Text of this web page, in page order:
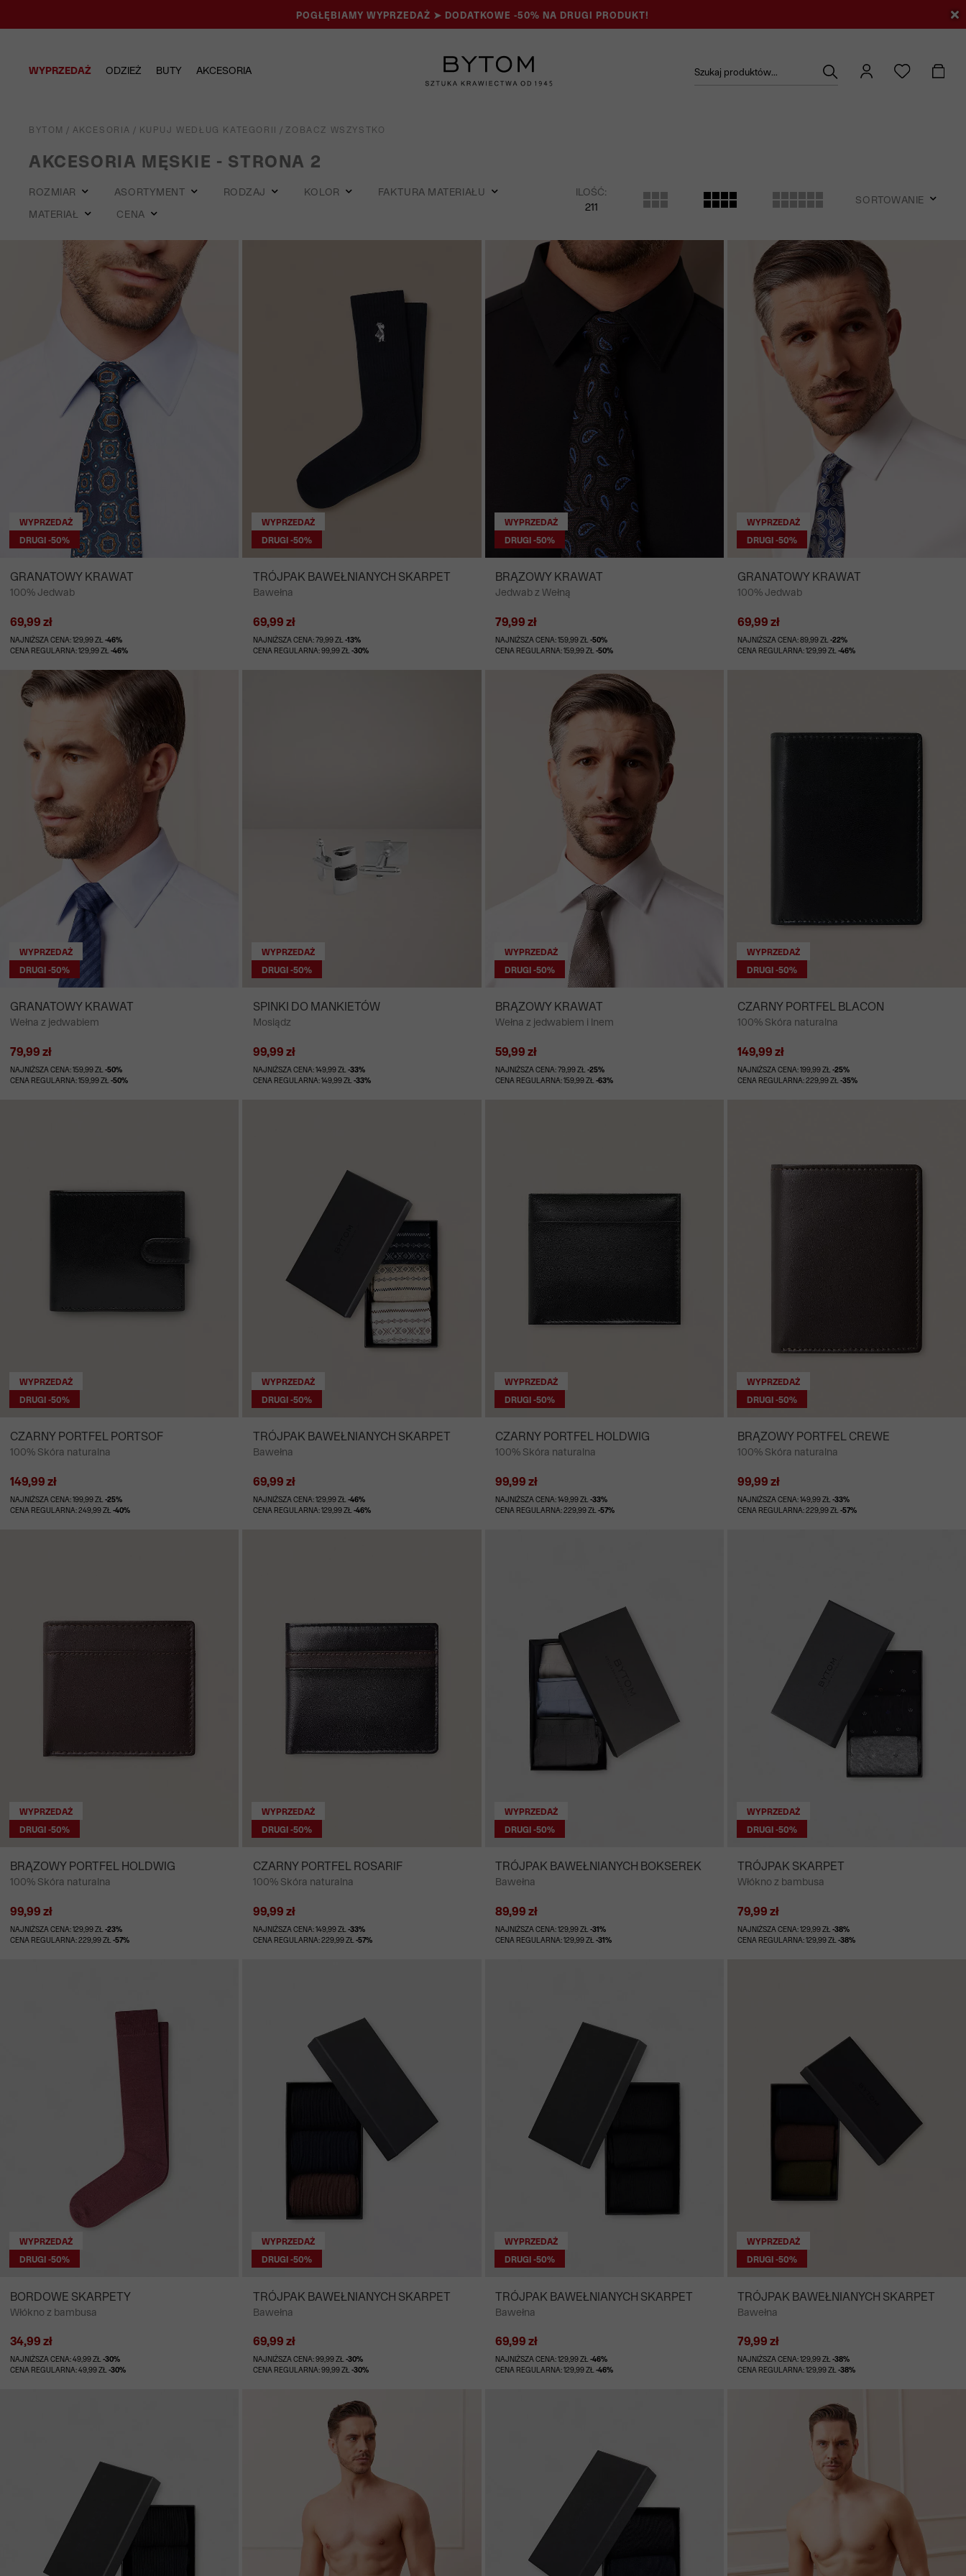
POGŁĘBIAMY WYPRZEDAŻ ➤ DODATKOWE -50% NA DRUGI PRODUKT!
WYPRZEDAŻ ODZIEŻ BUTY AKCESORIA Szukaj produktów...
BYTOM / AKCESORIA / KUPUJ WEDŁUG KATEGORII / ZOBACZ WSZYSTKO
AKCESORIA MĘSKIE - STRONA 2
ROZMIAR ASORTYMENT RODZAJ KOLOR
FAKTURA MATERIAŁU
MATERIAŁ
CENA
ILOŚĆ:
211
SORTOWANIE
WYPRZEDAŻ
DRUGI -50%
GRANATOWY KRAWAT
100% Jedwab
69,99 zł
NAJNIŻSZA CENA: 129,99 ZŁ-46%
CENA REGULARNA: 129,99 ZŁ-46%
WYPRZEDAŻ
DRUGI -50%
TRÓJPAK BAWEŁNIANYCH SKARPET
Bawełna
69,99 zł
NAJNIŻSZA CENA: 79,99 ZŁ -13%
CENA REGULARNA: 99,99 ZŁ -30%
WYPRZEDAŻ
DRUGI -50%
BRĄZOWY KRAWAT
Jedwab z Wełną
79,99 zł
NAJNIŻSZA CENA: 159,99 ZŁ -50%
CENA REGULARNA: 159,99 ZŁ -50%
WYPRZEDAŻ
DRUGI -50%
GRANATOWY KRAWAT
100% Jedwab
69,99 zł
NAJNIŻSZA CENA: 89,99 ZŁ-22%
CENA REGULARNA: 129,99 ZŁ-46%
WYPRZEDAŻ
DRUGI -50%
GRANATOWY KRAWAT
Wełna z jedwabiem
79,99 zł
NAJNIŻSZA CENA: 159,99 ZŁ-50%
CENA REGULARNA: 159,99 ZŁ-50%
WYPRZEDAŻ
DRUGI -50%
SPINKI DO MANKIETÓW
Mosiądz
99,99 zł
NAJNIŻSZA CENA: 149,99 ZŁ -33%
CENA REGULARNA: 149,99 ZŁ -33%
WYPRZEDAŻ
DRUGI -50%
BRĄZOWY KRAWAT
Wełna z jedwabiem i lnem
59,99 zł
NAJNIŻSZA CENA: 79,99 ZŁ -25%
CENA REGULARNA: 159,99 ZŁ -63%
WYPRZEDAŻ
DRUGI -50%
CZARNY PORTFEL BLACON
100% Skóra naturalna
149,99 zł
NAJNIŻSZA CENA: 199,99 ZŁ-25%
CENA REGULARNA: 229,99 ZŁ-35%
WYPRZEDAŻ
DRUGI -50%
CZARNY PORTFEL PORTSOF
100% Skóra naturalna
149,99 zł
NAJNIŻSZA CENA: 199,99 ZŁ-25%
CENA REGULARNA: 249,99 ZŁ-40%
WYPRZEDAŻ
DRUGI -50%
TRÓJPAK BAWEŁNIANYCH SKARPET
Bawełna
69,99 zł
NAJNIŻSZA CENA: 129,99 ZŁ -46%
CENA REGULARNA: 129,99 ZŁ -46%
WYPRZEDAŻ
DRUGI -50%
CZARNY PORTFEL HOLDWIG
100% Skóra naturalna
99,99 zł
NAJNIŻSZA CENA: 149,99 ZŁ -33%
CENA REGULARNA: 229,99 ZŁ -57%
WYPRZEDAŻ
DRUGI -50%
BRĄZOWY PORTFEL CREWE
100% Skóra naturalna
99,99 zł
NAJNIŻSZA CENA: 149,99 ZŁ-33%
CENA REGULARNA: 229,99 ZŁ-57%
WYPRZEDAŻ
DRUGI -50%
BRĄZOWY PORTFEL HOLDWIG
100% Skóra naturalna
99,99 zł
NAJNIŻSZA CENA: 129,99 ZŁ-23%
CENA REGULARNA: 229,99 ZŁ-57%
WYPRZEDAŻ
DRUGI -50%
CZARNY PORTFEL ROSARIF
100% Skóra naturalna
99,99 zł
NAJNIŻSZA CENA: 149,99 ZŁ -33%
CENA REGULARNA: 229,99 ZŁ -57%
WYPRZEDAŻ
DRUGI -50%
TRÓJPAK BAWEŁNIANYCH BOKSEREK
Bawełna
89,99 zł
NAJNIŻSZA CENA: 129,99 ZŁ -31%
CENA REGULARNA: 129,99 ZŁ -31%
WYPRZEDAŻ
DRUGI -50%
TRÓJPAK SKARPET
Włókno z bambusa
79,99 zł
NAJNIŻSZA CENA: 129,99 ZŁ-38%
CENA REGULARNA: 129,99 ZŁ-38%
WYPRZEDAŻ
DRUGI -50%
BORDOWE SKARPETY
Włókno z bambusa
34,99 zł
NAJNIŻSZA CENA: 49,99 ZŁ-30%
CENA REGULARNA: 49,99 ZŁ-30%
WYPRZEDAŻ
DRUGI -50%
TRÓJPAK BAWEŁNIANYCH SKARPET
Bawełna
69,99 zł
NAJNIŻSZA CENA: 99,99 ZŁ -30%
CENA REGULARNA: 99,99 ZŁ -30%
WYPRZEDAŻ
DRUGI -50%
TRÓJPAK BAWEŁNIANYCH SKARPET
Bawełna
69,99 zł
NAJNIŻSZA CENA: 129,99 ZŁ -46%
CENA REGULARNA: 129,99 ZŁ -46%
WYPRZEDAŻ
DRUGI -50%
TRÓJPAK BAWEŁNIANYCH SKARPET
Bawełna
79,99 zł
NAJNIŻSZA CENA: 129,99 ZŁ-38%
CENA REGULARNA: 129,99 ZŁ-38%